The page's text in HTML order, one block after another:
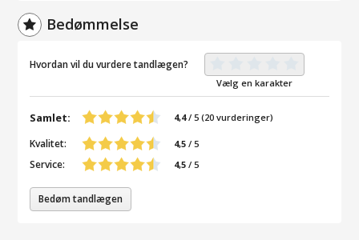
Bedømmelse
Hvordan vil du vurdere tandlægen?
Vælg en karakter
Samlet: 4,4/5 (20 vurderinger)
Kvalitet: 4,5 / 5
Service: 4,5 / 5
Bedøm tandlægen